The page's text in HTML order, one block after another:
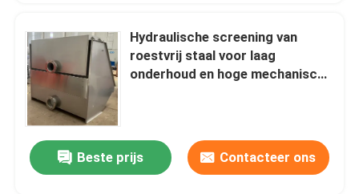
Hydraulische screening van
roestvrij staal voor laag
onderhoud en hoge mechanische
Beste prijs Contacteer ons